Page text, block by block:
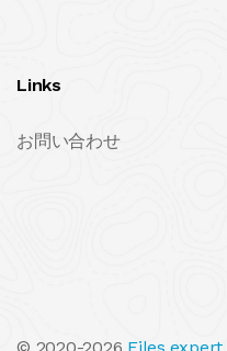
Links
お問い合わせ